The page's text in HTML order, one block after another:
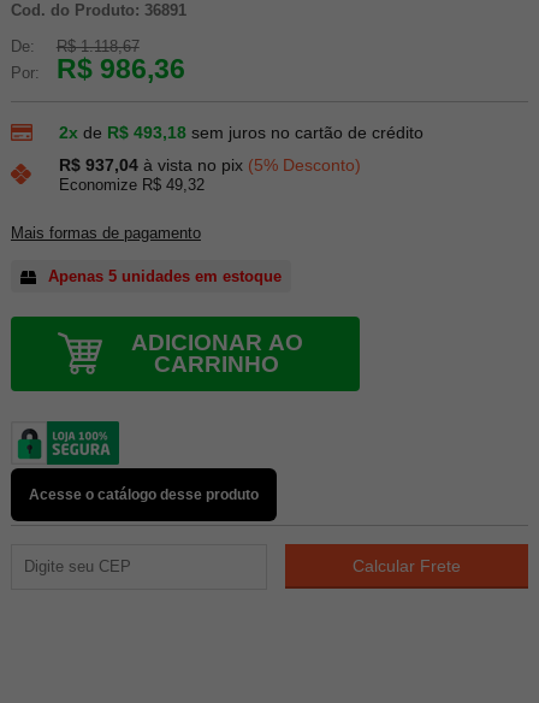
Cod. do Produto: 36891
De:
R$ 1.118,67
Por:
R$ 986,36
2x de R$ 493,18 sem juros no cartão de crédito
R$ 937,04 à vista no pix (5% Desconto)
Economize R$ 49,32
Mais formas de pagamento
Apenas 5 unidades em estoque
ADICIONAR AO
CARRINHO
Acesse o catálogo desse produto